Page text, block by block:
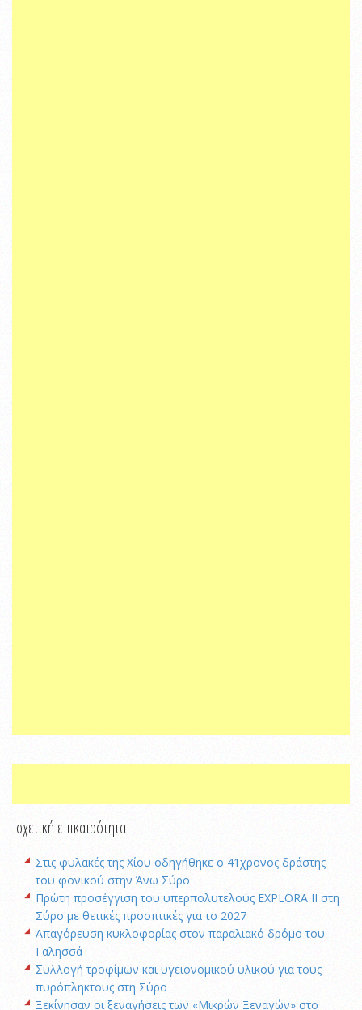
σχετική επικαιρότητα
Στις φυλακές της Χίου οδηγήθηκε ο 41χρονος δράστης
του φονικού στην Άνω Σύρο
Πρώτη προσέγγιση του υπερπολυτελούς EXPLORA II στη
Σύρο με θετικές προοπτικές για το 2027
Απαγόρευση κυκλοφορίας στον παραλιακό δρόμο του
Γαλησσά
Συλλογή τροφίμων και υγειονομικού υλικού για τους
πυρόπληκτους στη Σύρο
Ξεκίνησαν οι ξεναγήσεις των «Μικρών Ξεναγών» στο